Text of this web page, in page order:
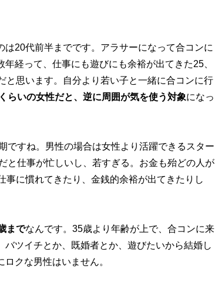
20代前半までです。アラサーになって合コンに
経って、仕事にも遊びにも余裕が出てきた25、
と思います。自分より若い子と一緒に合コンに行
らいの女性だと、逆に周囲が気を使う対象になっ
すね。男性の場合は女性より活躍できるスター
と仕事が忙しいし、若すぎる。お金も殆どの人が
に慣れてきたり、金銭的余裕が出てきたりし
までなんです。35歳より年齢が上で、合コンに来
ツイチとか、既婚者とか、遊びたいから結婚し
クな男性はいません。